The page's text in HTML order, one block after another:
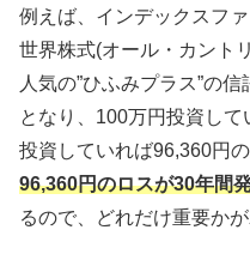
例えば、インデックスフ
世界株式(オール・カント
人気の”ひふみプラス”の
となり、100万円投資し
投資していれば96,360円
96,360円のロスが30年間
るので、どれだけ重要か